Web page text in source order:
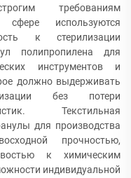
требованиям
используются
к стерилизации
полипропилена для
инструментов и
должно выдерживать
без потери
Текстильная
для производства
прочностью,
к химическим
индивидуальной